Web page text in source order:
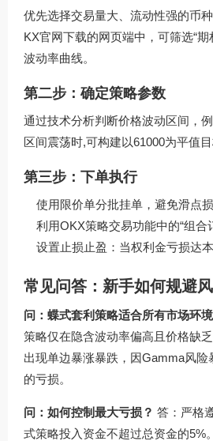
优先选择交易量大、流动性强的币
KX官网下载的网页端中，可筛选“期
波动率曲线。
第二步：确定策略参数
通过技术分析判断价格波动区间，
区间震荡时,可构建以61000为平值目
第三步：下单执行
使用限价单分批挂单，避免滑点
利用OKX策略交易功能中的“组合
设置止损止盈：当权利金亏损达
常见问答：新手如何规避
问：蝶式套利策略适合所有市场环
策略仅在隐含波动率偏高且价格缺
出现单边暴涨暴跌，因Gamma风险
的亏损。
问：如何控制最大亏损？ 答：严格
式策略投入资金不超过总资金的5%。